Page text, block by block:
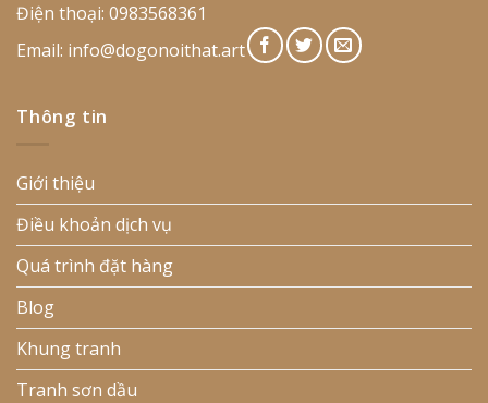
Điện thoại: 0983568361
Email: info@dogonoithat.art
Thông tin
Giới thiệu
Điều khoản dịch vụ
Quá trình đặt hàng
Blog
Khung tranh
Tranh sơn dầu